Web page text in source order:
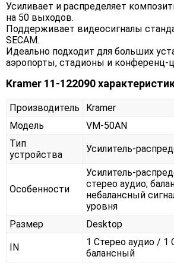
Усиливает и распределяет
на 50 выходов.
Поддерживает видеосигналы
SECAM.
Идеально подходит для больших
аэропорты, стадионы и конференц-
Kramer 11-122090
Производитель
Kramer
Модель
VM-50AN
Тип
устройства
Усилитель-
Особенности
Усилитель-
стерео аудио;
небалансный
уровня
Размер
Desktop
IN
1 Стерео аудио / 1
балансный